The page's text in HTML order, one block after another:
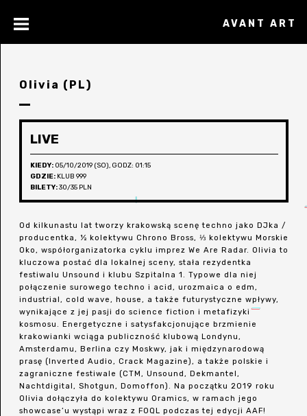
AVANT ART
Olivia (PL)
LIVE
KIEDY: 05/10/2019 (SO), GODZ: 01:15
GDZIE: KLUB 999
BILETY:30/35 PLN
Od kilkunastu lat tworzy krakowską scenę techno jako DJka /
producentka, ½ kolektywu Chrono Bross, ⅓ kolektywu Morskie
Oko, współorganizatorka cyklu imprez We Are Radar. Olivia to
kluczowa postać dla lokalnej sceny, stała rezydentka
festiwalu Unsound i klubu Szpitalna 1. Typowe dla niej
połączenie surowego techno i acid, urozmaica o edm,
industrial, cold wave, house, a także futurystyczne wpływy,
wynikające z jej pasji do science fiction i metafizyki
kosmosu. Energetyczne i satysfakcjonujące brzmienie
krakowianki wciąga publiczność klubową Londynu,
Amsterdamu, Berlina czy Moskwy, jak i międzynarodową
prasę (Inverted Audio, Crack Magazine), a także polskie i
zagraniczne festiwale (CTM, Unsound, Dekmantel,
Nachtdigital, Shotgun, Domoffon). Na początku 2019 roku
Olivia dołączyła do kolektywu Oramics, w ramach jego
showcase’u wystąpi wraz z FOQL podczas tej edycji AAF!